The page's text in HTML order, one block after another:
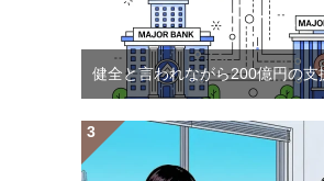
健全と言われながら200億円の支